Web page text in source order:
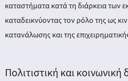
καταστήματα κατά τη διάρκεια των
καταδεικνύοντας τον ρόλο της ως
κατανάλωσης και της
Πολιτιστική και κοινωνική